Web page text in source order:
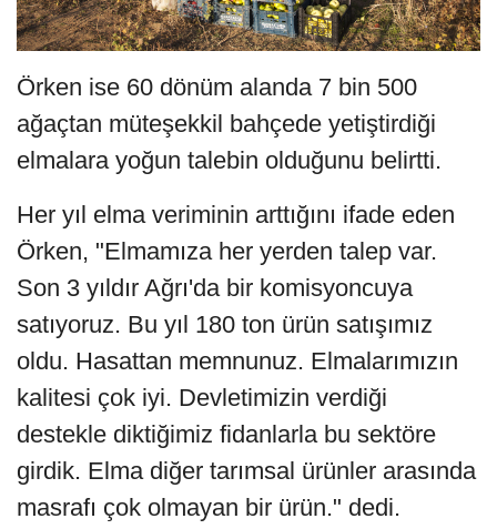
Örken ise 60 dönüm alanda 7 bin 500
ağaçtan müteşekkil bahçede yetiştirdiği
elmalara yoğun talebin olduğunu belirtti.
Her yıl elma veriminin arttığını ifade eden
Örken, "Elmamıza her yerden talep var.
Son 3 yıldır Ağrı'da bir komisyoncuya
satıyoruz. Bu yıl 180 ton ürün satışımız
oldu. Hasattan memnunuz. Elmalarımızın
kalitesi çok iyi. Devletimizin verdiği
destekle diktiğimiz fidanlarla bu sektöre
girdik. Elma diğer tarımsal ürünler arasında
masrafı çok olmayan bir ürün." dedi.